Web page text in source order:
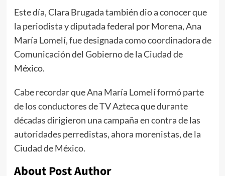
Este día, Clara Brugada también dio a conocer que
la periodista y diputada federal por Morena, Ana
María Lomelí, fue designada como coordinadora de
Comunicación del Gobierno de la Ciudad de
México.
Cabe recordar que Ana María Lomelí formó parte
de los conductores de TV Azteca que durante
décadas dirigieron una campaña en contra de las
autoridades perredistas, ahora morenistas, de la
Ciudad de México.
About Post Author